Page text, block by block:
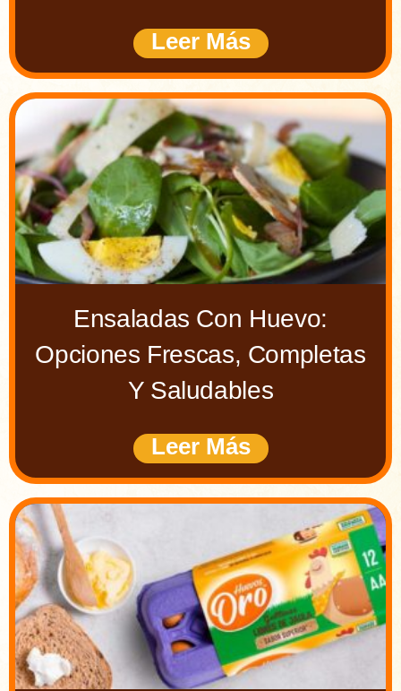
Leer Más
Ensaladas Con Huevo:
Opciones Frescas, Completas
Y Saludables
Leer Más